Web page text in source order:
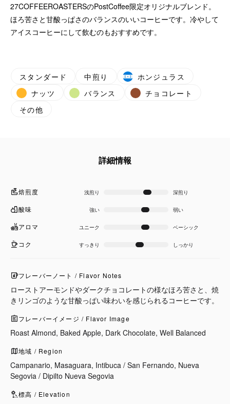
27COFFEEROASTERSのPostCoffee限定オリジナルブレンド。
ほろ苦さと甘酸っぱさのバランスのいいコーヒーです。冷やして
アイスコーヒーにして飲むのもおすすめです。
スタンダード 中煎り
ホンジュラス
ナッツ
バランス
チョコレート
その他
詳細情報
焙煎度 浅煎り 深煎り
酸味 強い 弱い
アロマ ユニーク ベーシック
コク すっきり しっかり
フレーバーノート / Flavor Notes
ローストアーモンドやダークチョコレートの様なほろ苦さと、焼
きリンゴのような甘酸っぱい味わいを感じられるコーヒーです。
フレーバーイメージ / Flavor Image
Roast Almond, Baked Apple, Dark Chocolate, Well Balanced
地域 / Region
Campanario, Masaguara, Intibuca / San Fernando, Nueva
Segovia / Dipilto Nueva Segovia
標高 / Elevation